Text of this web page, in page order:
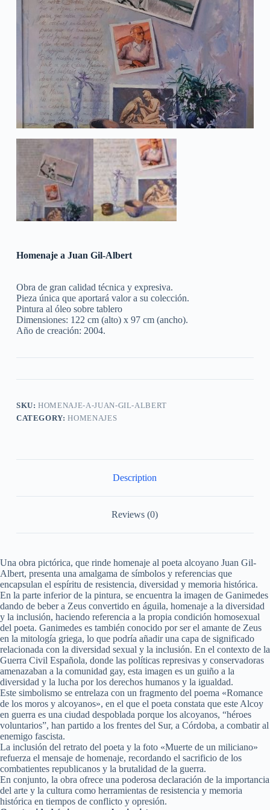
Homenaje a Juan Gil-Albert
Obra de gran calidad técnica y expresiva.
Pieza única que aportará valor a su colección.
Pintura al óleo sobre tablero
Dimensiones: 122 cm (alto) x 97 cm (ancho).
Año de creación: 2004.
SKU:HOMENAJE-A-JUAN-GIL-ALBERT
CATEGORY:HOMENAJES
Description
Reviews (0)
Una obra pictórica, que rinde homenaje al poeta alcoyano Juan Gil-
Albert, presenta una amalgama de símbolos y referencias que
encapsulan el espíritu de resistencia, diversidad y memoria histórica.
En la parte inferior de la pintura, se encuentra la imagen de Ganimedes
dando de beber a Zeus convertido en águila, homenaje a la diversidad
y la inclusión, haciendo referencia a la propia condición homosexual
del poeta. Ganimedes es también conocido por ser el amante de Zeus
en la mitología griega, lo que podría añadir una capa de significado
relacionada con la diversidad sexual y la inclusión. En el contexto de la
Guerra Civil Española, donde las políticas represivas y conservadoras
amenazaban a la comunidad gay, esta imagen es un guiño a la
diversidad y la lucha por los derechos humanos y la igualdad.
Este simbolismo se entrelaza con un fragmento del poema «Romance
de los moros y alcoyanos», en el que el poeta constata que este Alcoy
en guerra es una ciudad despoblada porque los alcoyanos, “héroes
voluntarios”, han partido a los frentes del Sur, a Córdoba, a combatir al
enemigo fascista.
La inclusión del retrato del poeta y la foto «Muerte de un miliciano»
refuerza el mensaje de homenaje, recordando el sacrificio de los
combatientes republicanos y la brutalidad de la guerra.
En conjunto, la obra ofrece una poderosa declaración de la importancia
del arte y la cultura como herramientas de resistencia y memoria
histórica en tiempos de conflicto y opresión.